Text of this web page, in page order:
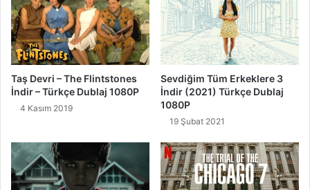
Taş Devri – The Flintstones
İndir – Türkçe Dublaj 1080P
4 Kasım 2019
Sevdiğim Tüm Erkeklere 3
İndir (2021) Türkçe Dublaj
1080P
19 Şubat 2021